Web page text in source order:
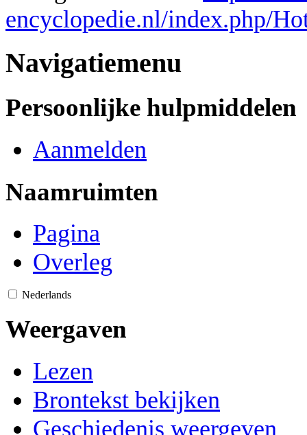
encyclopedie.nl/index.php/
Navigatiemenu
Persoonlijke hulpmiddelen
Aanmelden
Naamruimten
Pagina
Overleg
Nederlands
Weergaven
Lezen
Brontekst bekijken
Geschiedenis weergeven